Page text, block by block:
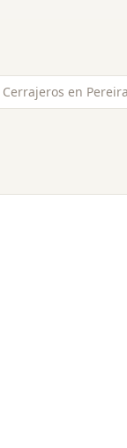
Cerrajeros en Pereira